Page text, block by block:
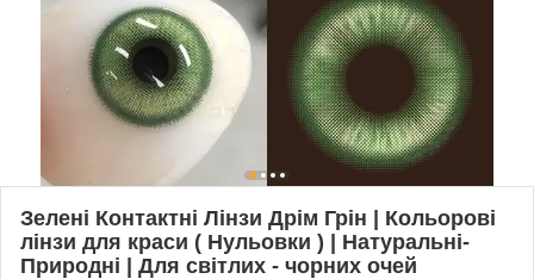
Зелені Контактні Лінзи Дрім Грін | Кольорові
лінзи для краси ( Нульовки ) | Натуральні-
Природні | Для світлих - чорних очей